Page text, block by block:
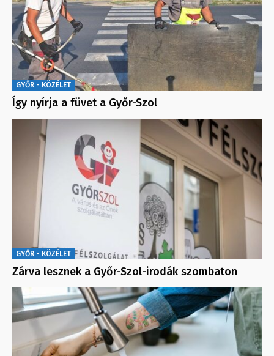
GYŐR - KÖZÉLET
Így nyírja a füvet a Győr-Szol
GYŐR - KÖZÉLET
Zárva lesznek a Győr-Szol-irodák szombaton